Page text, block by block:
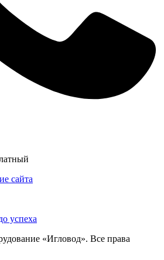
сайта
успеха
«Игловод». Все права